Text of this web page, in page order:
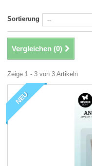
Sortierung
Vergleichen (0)
Zeige 1 - 3 von 3 Artikeln
NEU